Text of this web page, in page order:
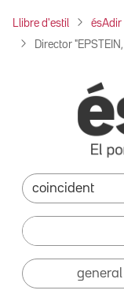
Llibre d'estil ésAdir
Director
general